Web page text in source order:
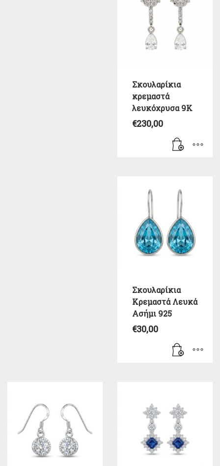
Σκουλαρίκια
κρεμαστά
λευκόχρυσα 9Κ
€230,00
Σκουλαρίκια
Κρεμαστά Λευκά
Ασήμι 925
€30,00